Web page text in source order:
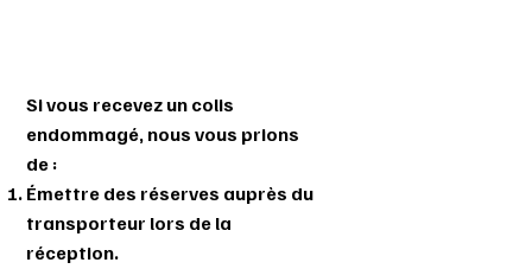
Si vous recevez un colis
endommagé, nous vous prions
de :
Émettre des réserves auprès du
transporteur lors de la
réception.